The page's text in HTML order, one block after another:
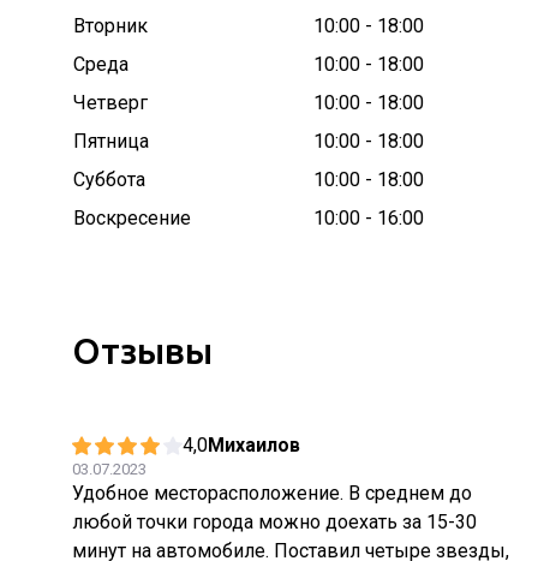
Вторник
10:00 - 18:00
Среда
10:00 - 18:00
Четверг
10:00 - 18:00
Пятница
10:00 - 18:00
Суббота
10:00 - 18:00
Воскресение
10:00 - 16:00
Отзывы
4,0Михаилов
03.07.2023
Удобное месторасположение. В среднем до
любой точки города можно доехать за 15-30
минут на автомобиле. Поставил четыре звезды,